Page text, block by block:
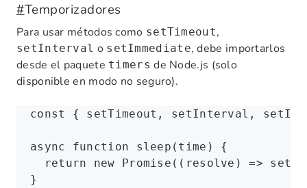
#Temporizadores
Para usar métodos como setTimeout,
setInterval o setImmediate, debe importarlos
desde el paquete timers de Node.js (solo
disponible en modo no seguro).
const { setTimeout , setInterval ,
async function sleep (time) {
  return
new Promise ((resolve) =>
}